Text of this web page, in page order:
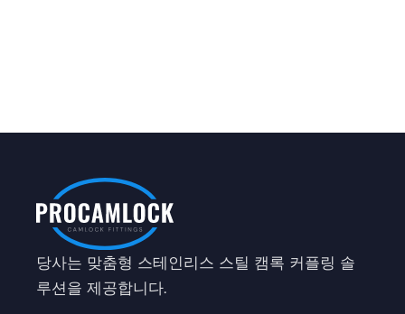
당사는 맞춤형 스테인리스 스틸 캠록 커플링 솔
루션을 제공합니다.